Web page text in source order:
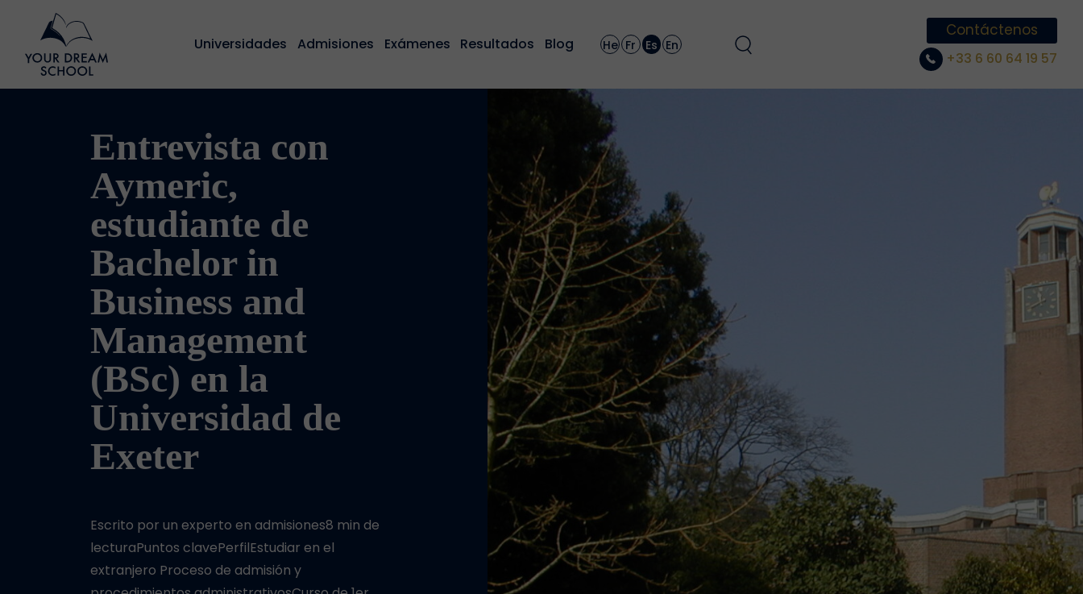
Universidades Admisiones Exámenes Resultados Blog He Fr Es En
Contáctenos
+33 6 60 64 19 57
Entrevista con
Aymeric,
estudiante de
Bachelor in
Business and
Management
(BSc) en la
Universidad de
Exeter
Escrito por un experto en admisiones8 min de
lecturaPuntos clavePerfilEstudiar en el
extranjero Proceso de admisión y